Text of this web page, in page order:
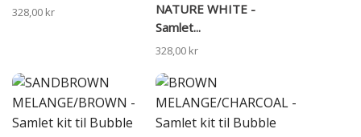
328,00 kr
NATURE WHITE -
Samlet...
328,00 kr